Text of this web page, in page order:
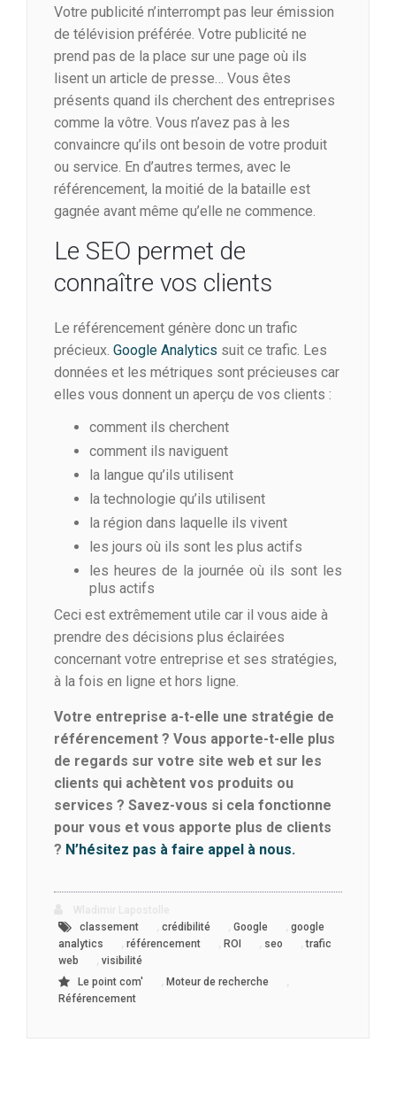
Votre publicité n’interrompt pas leur émission
de télévision préférée. Votre publicité ne
prend pas de la place sur une page où ils
lisent un article de presse… Vous êtes
présents quand ils cherchent des entreprises
comme la vôtre. Vous n’avez pas à les
convaincre qu’ils ont besoin de votre produit
ou service. En d’autres termes, avec le
référencement, la moitié de la bataille est
gagnée avant même qu’elle ne commence.
Le SEO permet de
connaître vos clients
Le référencement génère donc un trafic
précieux. Google Analytics suit ce trafic. Les
données et les métriques sont précieuses car
elles vous donnent un aperçu de vos clients :
comment ils cherchent
comment ils naviguent
la langue qu’ils utilisent
la technologie qu’ils utilisent
la région dans laquelle ils vivent
les jours où ils sont les plus actifs
les heures de la journée où ils sont les
plus actifs
Ceci est extrêmement utile car il vous aide à
prendre des décisions plus éclairées
concernant votre entreprise et ses stratégies,
à la fois en ligne et hors ligne.
Votre entreprise a-t-elle une stratégie de
référencement ? Vous apporte-t-elle plus
de regards sur votre site web et sur les
clients qui achètent vos produits ou
services ? Savez-vous si cela fonctionne
pour vous et vous apporte plus de clients
? N’hésitez pas à faire appel à nous.
classement
crédibilité Google
google
analytics
référencement ROI seo ,trafic
web
visibilité
Le point com'
Moteur de recherche
Référencement